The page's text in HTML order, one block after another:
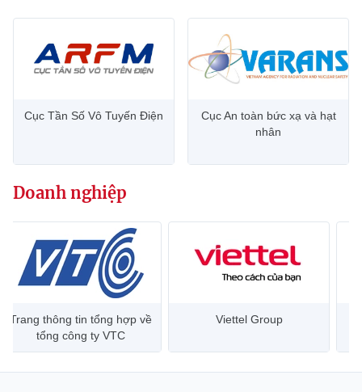
Cục Tần Số Vô Tuyến Điện
Cục An toàn bức xạ và hạt
nhân
Doanh nghiệp
Trang thông tin tổng hợp về
tổng công ty VTC
Viettel Group